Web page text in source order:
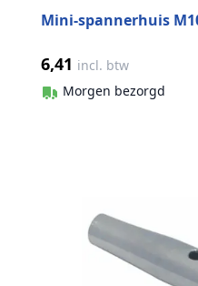
Mini-spannerhuis
6,41 incl. btw
Morgen bezorgd